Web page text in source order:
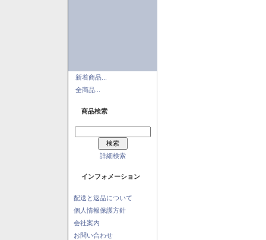
新着商品...
全商品...
商品検索
詳細検索
インフォメーション
配送と返品について
個人情報保護方針
会社案内
お問い合わせ